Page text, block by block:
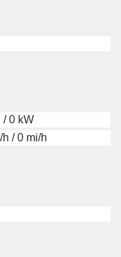
/ 0 kW
h / 0 mi/h